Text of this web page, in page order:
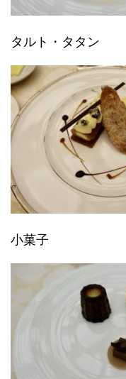
タルト・タタン
小菓子